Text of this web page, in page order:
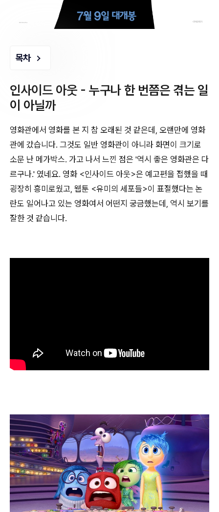
목차
인사이드 아웃 - 누구나 한 번쯤은 겪는 일
이 아닐까
영화관에서 영화를 본 지 참 오래된 것 같은데, 오랜만에 영화
관에 갔습니다. 그것도 일반 영화관이 아니라 화면이 크기로
소문 난 메가박스. 가고 나서 느낀 점은 '역시 좋은 영화관은 다
르구나.' 였네요. 영화 <인사이드 아웃>은 예고편을 접했을 때
굉장히 흥미로웠고, 웹툰 <유미의 세포들>이 표절했다는 논
란도 일어나고 있는 영화여서 어떤지 궁금했는데, 역시 보기를
잘한 것 같습니다.